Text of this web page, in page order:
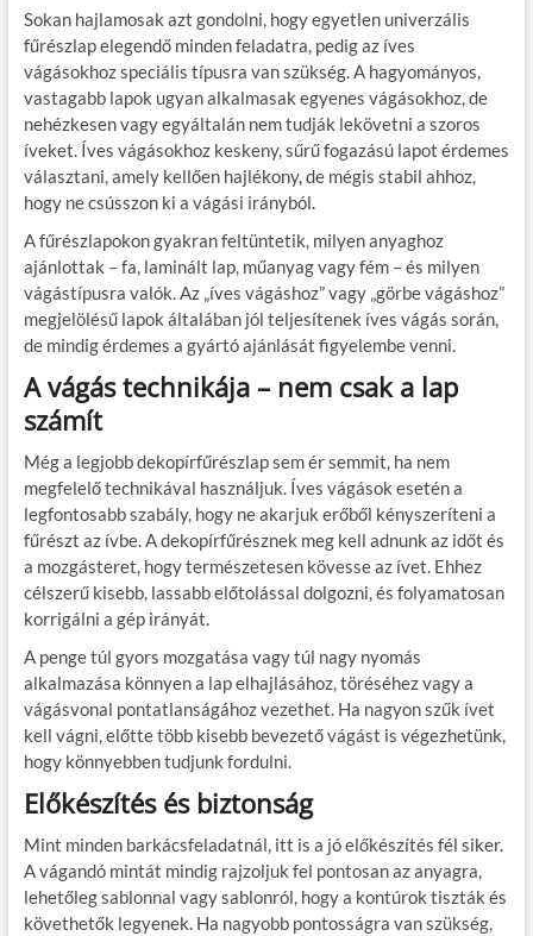
Sokan hajlamosak azt gondolni, hogy egyetlen univerzális
fűrészlap elegendő minden feladatra, pedig az íves
vágásokhoz speciális típusra van szükség. A hagyományos,
vastagabb lapok ugyan alkalmasak egyenes vágásokhoz, de
nehézkesen vagy egyáltalán nem tudják lekövetni a szoros
íveket. Íves vágásokhoz keskeny, sűrű fogazású lapot érdemes
választani, amely kellően hajlékony, de mégis stabil ahhoz,
hogy ne csússzon ki a vágási irányból.
A fűrészlapokon gyakran feltüntetik, milyen anyaghoz
ajánlottak – fa, laminált lap, műanyag vagy fém – és milyen
vágástípusra valók. Az „íves vágáshoz” vagy „görbe vágáshoz”
megjelölésű lapok általában jól teljesítenek íves vágás során,
de mindig érdemes a gyártó ajánlását figyelembe venni.
A vágás technikája – nem csak a lap
számít
Még a legjobb dekopírfűrészlap sem ér semmit, ha nem
megfelelő technikával használjuk. Íves vágások esetén a
legfontosabb szabály, hogy ne akarjuk erőből kényszeríteni a
fűrészt az ívbe. A dekopírfűrésznek meg kell adnunk az időt és
a mozgásteret, hogy természetesen kövesse az ívet. Ehhez
célszerű kisebb, lassabb előtolással dolgozni, és folyamatosan
korrigálni a gép irányát.
A penge túl gyors mozgatása vagy túl nagy nyomás
alkalmazása könnyen a lap elhajlásához, töréséhez vagy a
vágásvonal pontatlanságához vezethet. Ha nagyon szűk ívet
kell vágni, előtte több kisebb bevezető vágást is végezhetünk,
hogy könnyebben tudjunk fordulni.
Előkészítés és biztonság
Mint minden barkácsfeladatnál, itt is a jó előkészítés fél siker.
A vágandó mintát mindig rajzoljuk fel pontosan az anyagra,
lehetőleg sablonnal vagy sablonról, hogy a kontúrok tiszták és
követhetők legyenek. Ha nagyobb pontosságra van szükség,